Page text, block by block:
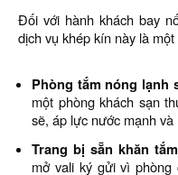
Đối với hành khách bay
dịch vụ khép kín này là
Phòng tắm nóng lạnh
một phòng khách sạn
sẽ, áp lực nước mạnh
Trang bị sẵn khăn
mở vali ký gửi vì